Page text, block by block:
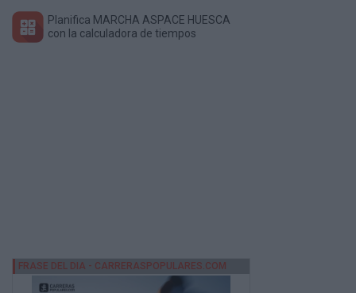
Planifica MARCHA ASPACE HUESCA
con la calculadora de tiempos